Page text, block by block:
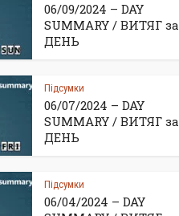
06/09/2024 – DAY
SUMMARY / ВИТЯГ за
ДЕНЬ
Підсумки
06/07/2024 – DAY
SUMMARY / ВИТЯГ за
ДЕНЬ
Підсумки
06/04/2024 – DAY